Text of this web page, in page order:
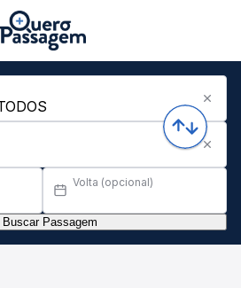
Volta (opcional)
Buscar Passagem